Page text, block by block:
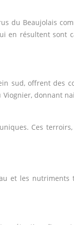
du Beaujolais
en résultent sont
sud, offrent des
donnant
Ces
et les